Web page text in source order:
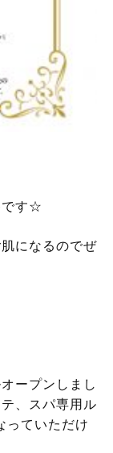
です☆
になるのでぜ
ープンしまし
、スパ専用ル
っていただけ